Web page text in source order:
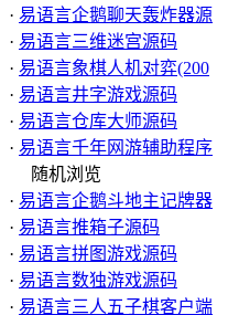
· 易语言企鹅聊天轰炸器源
· 易语言三维迷宫源码
· 易语言象棋人机对弈(200
· 易语言井字游戏源码
· 易语言仓库大师源码
· 易语言千年网游辅助程序
随机浏览
· 易语言企鹅斗地主记牌器
· 易语言推箱子源码
· 易语言拼图游戏源码
· 易语言数独游戏源码
· 易语言三人五子棋客户端